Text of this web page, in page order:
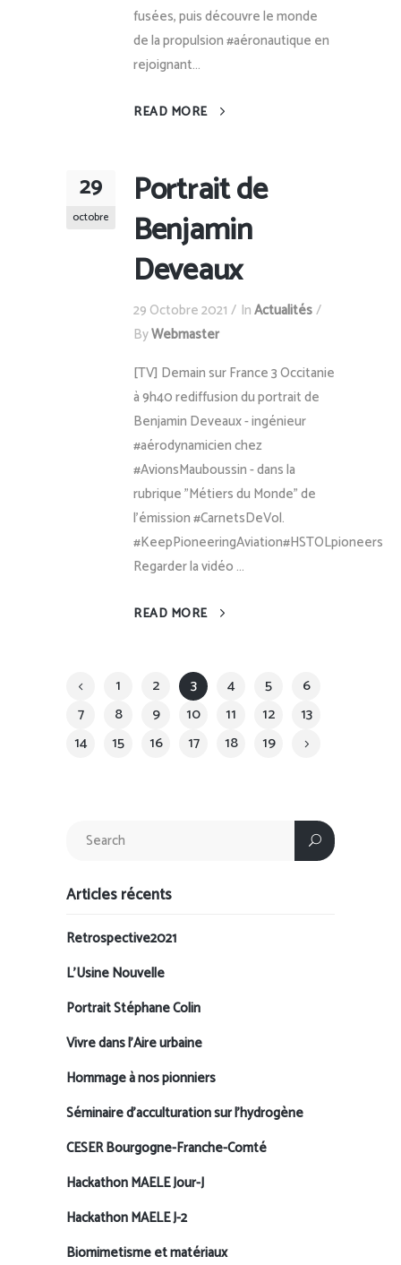
fusées, puis découvre le monde
de la propulsion #aéronautique en
rejoignant...
READ MORE
29
octobre
Portrait de
Benjamin
Deveaux
29 Octobre 2021 InActualités
ByWebmaster
[TV] Demain sur France 3 Occitanie
à 9h40 rediffusion du portrait de
Benjamin Deveaux - ingénieur
#aérodynamicien chez
#AvionsMauboussin - dans la
rubrique "Métiers du Monde" de
l'émission #CarnetsDeVol.
#KeepPioneeringAviation#HSTOLpioneers
Regarder la vidéo ...
READ MORE
1 2 3 4 5
6
7
8 9 10 11 12
13
14
15 16 17 18 19
Articles récents
Retrospective2021
L’Usine Nouvelle
Portrait Stéphane Colin
Vivre dans l’Aire urbaine
Hommage à nos pionniers
Séminaire d’acculturation sur l’hydrogène
CESER Bourgogne-Franche-Comté
Hackathon MAELE Jour-J
Hackathon MAELE J-2
Biomimetisme et matériaux